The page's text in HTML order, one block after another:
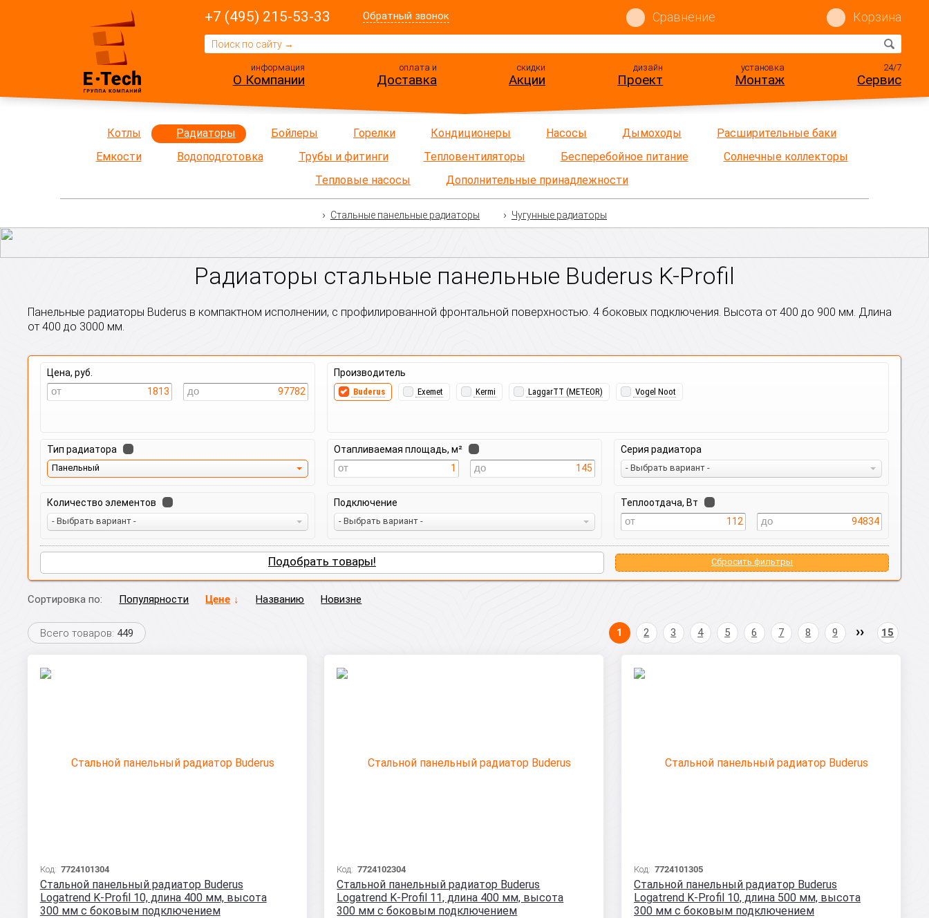
+7 (495) 215-53-33 Обратный звонок Сравнение Корзина
информация
О Компании
оплата и
Доставка
скидки
Акции
дизайн
Проект
установка
Монтаж
24/7
Сервис
Котлы Радиаторы Бойлеры Горелки Кондиционеры Насосы Дымоходы
Расширительные баки
Емкости
Водоподготовка Трубы и фитинги Тепловентиляторы Бесперебойное питание
Солнечные коллекторы
Тепловые насосы
Дополнительные принадлежности
Стальные панельные радиаторы Чугунные радиаторы
Радиаторы стальные панельные Buderus K-Profil
Панельные радиаторы Buderus в компактном исполнении, с профилированной фронтальной поверхностью. 4 боковых подключения. Высота от 400 до 900 мм. Длина
от 400 до 3000 мм.
Цена, руб.
1813
97782
Производитель
Buderus Exemet Kermi LaggarTT (METEOR) Vogel Noot
Тип радиатора
Панельный
Отапливаемая площадь, м²
1
145
Серия радиатора
- Выбрать вариант -
Количество элементов
- Выбрать вариант -
Подключение
- Выбрать вариант -
Теплоотдача, Вт
112
94834
Подобрать товары! Сбросить фильтры
Сортировка по: Популярности Цене Названию Новизне
Всего товаров: 449 1 2 3 4 5 6 7 8 9 15
Код: 7724101304
Стальной панельный радиатор Buderus
Logatrend K-Profil 10, длина 400 мм, высота
300 мм с боковым подключением
Код:7724102304
Стальной панельный радиатор Buderus
Logatrend K-Profil 11, длина 400 мм, высота
300 мм с боковым подключением
Код: 7724101305
Стальной панельный радиатор Buderus
Logatrend K-Profil 10, длина 500 мм, высота
300 мм с боковым подключением